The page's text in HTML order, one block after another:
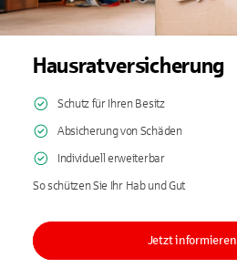
Hausratversicherung
Schutz für Ihren Besitz
Absicherung von Schäden
Individuell erweiterbar
So schützen Sie Ihr Hab und Gut
Jetzt informieren